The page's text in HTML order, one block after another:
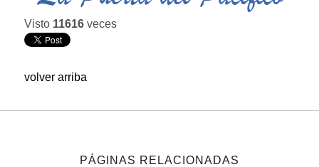
Visto 11616 veces
volver arriba
PÁGINAS RELACIONADAS